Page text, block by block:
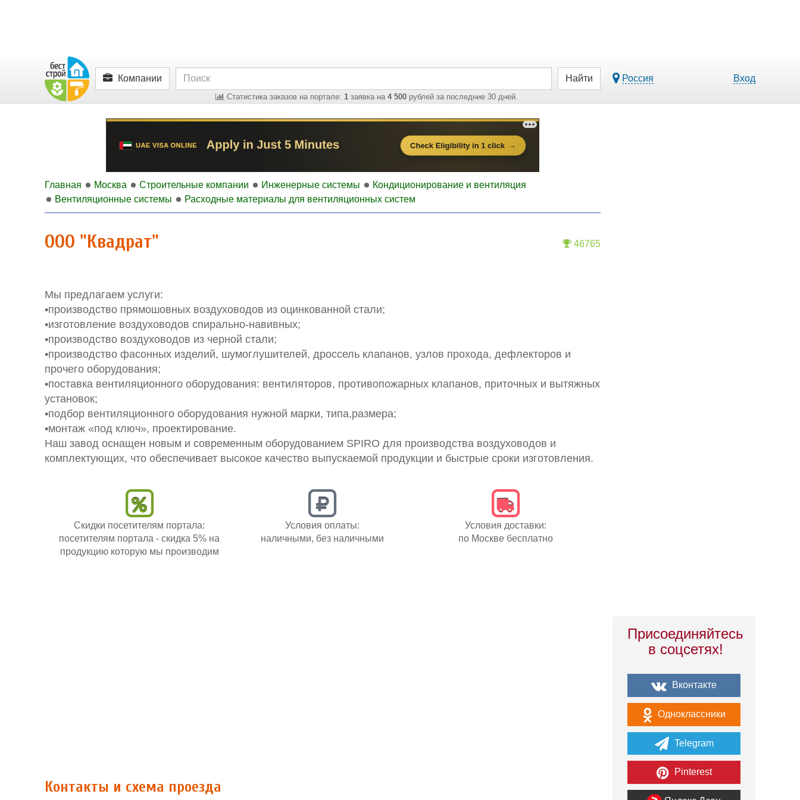
Компании
Статистика заказов на портале: 1 заявка на 4 500 рублей за последние 30 дней.
Найти Россия Вход
Главная Москва Строительные компании Инженерные системы
Кондиционирование и вентиляция
Вентиляционные системы
Расходные материалы для вентиляционных систем
46765
ООО "Квадрат"
Мы предлагаем услуги:
•производство прямошовных воздуховодов из оцинкованной стали;
•изготовление воздуховодов спирально-навивных;
•производство воздуховодов из черной стали;
•производство фасонных изделий, шумоглушителей, дроссель клапанов, узлов прохода, дефлекторов и
прочего оборудования;
•поставка вентиляционного оборудования: вентиляторов, противопожарных клапанов, приточных и вытяжных
установок;
•подбор вентиляционного оборудования нужной марки, типа,размера;
•монтаж «под ключ», проектирование.
Наш завод оснащен новым и современным оборудованием SPIRO для производства воздуховодов и
комплектующих, что обеспечивает высокое качество выпускаемой продукции и быстрые сроки изготовления.
Скидки посетителям портала:
посетителям портала - скидка 5% на
продукцию которую мы производим
Условия оплаты:
наличными, без наличными
Условия доставки:
по Москве бесплатно
Контакты и схема проезда
Присоединяйтесь
в соцсетях!
Вконтакте
Одноклассники
Telegram
Pinterest